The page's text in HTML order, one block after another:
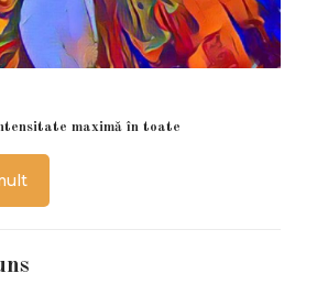
maximă în toate